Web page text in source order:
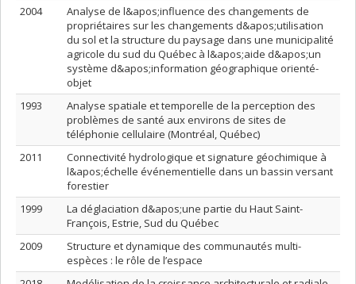
2004
Analyse de l&apos;influence des changements de
propriétaires sur les changements d&apos;utilisation
du sol et la structure du paysage dans une municipalité
agricole du sud du Québec à l&apos;aide d&apos;un
système d&apos;information géographique orienté-
objet
1993
Analyse spatiale et temporelle de la perception des
problèmes de santé aux environs de sites de
téléphonie cellulaire (Montréal, Québec)
2011
Connectivité hydrologique et signature géochimique à
l&apos;échelle événementielle dans un bassin versant
forestier
1999
La déglaciation d&apos;une partie du Haut Saint-
François, Estrie, Sud du Québec
2009
Structure et dynamique des communautés multi-
espèces : le rôle de l’espace